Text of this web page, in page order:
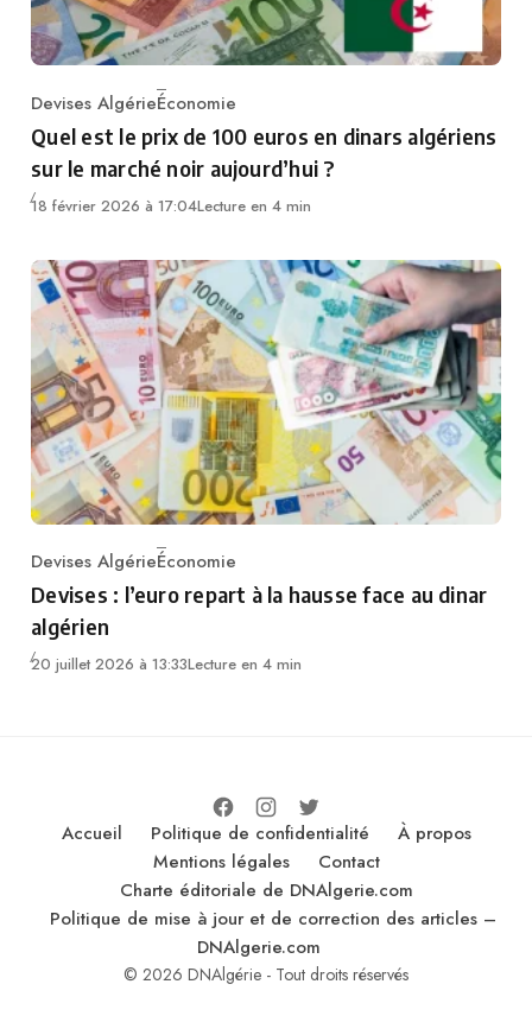
Category
Devises AlgérieÉconomie
Quel est le prix de 100 euros en dinars algériens
sur le marché noir aujourd’hui ?
18 février 2026 à 17:04Lecture en 4 min
Category
Devises AlgérieÉconomie
Devises : l’euro repart à la hausse face au dinar
algérien
20 juillet 2026 à 13:33Lecture en 4 min
Accueil Politique de confidentialité
À propos
Mentions légales
Contact
Charte éditoriale de DNAlgerie.com
Politique de mise à jour et de correction des articles –
DNAlgerie.com
© 2026 DNAlgérie - Tout droits réservés